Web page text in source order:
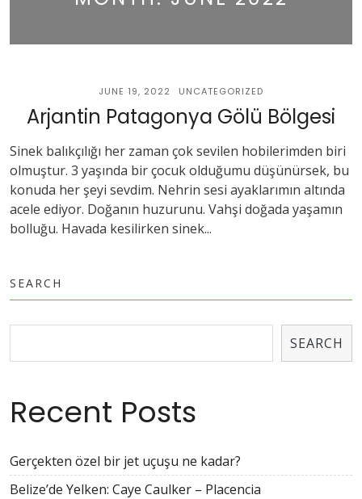
JUNE 19, 2022 UNCATEGORIZED
Arjantin Patagonya Gölü Bölgesi
Sinek balıkçılığı her zaman çok sevilen hobilerimden biri
olmuştur. 3 yaşında bir çocuk olduğumu düşünürsek, bu
konuda her şeyi sevdim. Nehrin sesi ayaklarımın altında
acele ediyor. Doğanın huzurunu. Vahşi doğada yaşamın
bolluğu. Havada kesilirken sinek...
SEARCH
SEARCH
Recent Posts
Gerçekten özel bir jet uçuşu ne kadar?
Belize’de Yelken: Caye Caulker – Placencia